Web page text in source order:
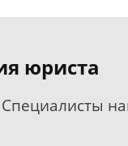
юриста